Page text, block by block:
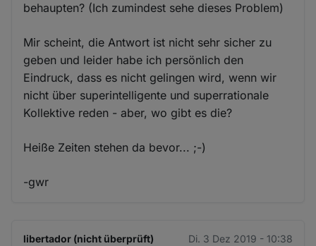
behaupten? (Ich zumindest sehe dieses Problem)
Mir scheint, die Antwort ist nicht sehr sicher zu
geben und leider habe ich persönlich den
Eindruck, dass es nicht gelingen wird, wenn wir
nicht über superintelligente und superrationale
Kollektive reden - aber, wo gibt es die?
Heiße Zeiten stehen da bevor... ;-)
-gwr
libertador (nicht überprüft) Di. 3 Dez 2019 - 10:38